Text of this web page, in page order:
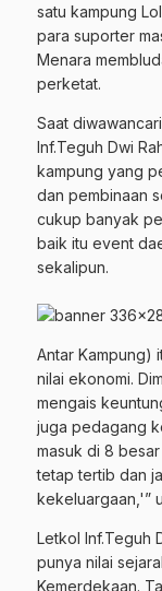
satu kampung
para suporter
Menara
perketat.
Saat
Inf.Teguh Dwi
kampung yang
dan pembinaan
cukup banyak
baik itu event
sekalipun.
Antar Kampung)
nilai ekonomi.
mengais
juga pedagang
masuk di 8
tetap tertib dan
kekeluargaan,'”
Letkol Inf.Teguh
punya nilai
Kemerdekaan.